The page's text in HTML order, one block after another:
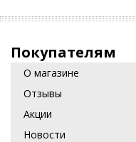
Покупателям
О магазине
Отзывы
Акции
Новости